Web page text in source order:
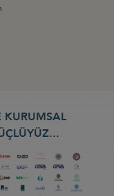
KURUMSAL